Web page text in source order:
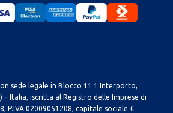
sede legale in Blocco 11.1 Interporto,
– Italia, iscritta al Registro delle Imprese di
P.IVA 02009051208, capitale sociale €